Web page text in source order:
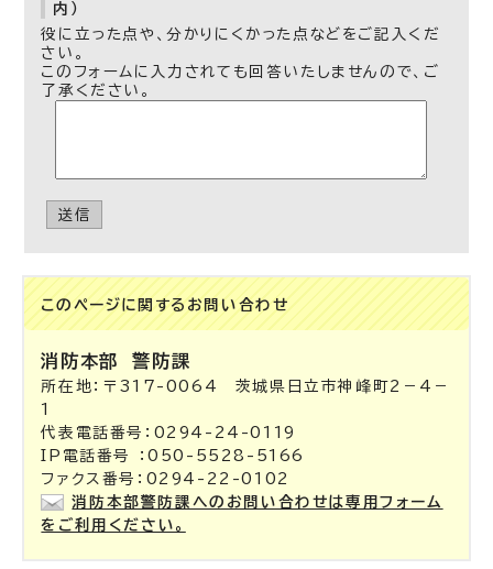
内）
役に立った点や、分かりにくかった点などをご記入くだ
さい。
このフォームに入力されても回答いたしませんので、ご
了承ください。
送信
このページに関する お問い合わせ
消防本部警防課
所在地：〒317-0064 茨城県日立市神峰町2－4－
1
代表電話番号：0294-24-0119
IP電話番号 ：050-5528-5166
ファクス番号：0294-22-0102
消防本部警防課へのお問い合わせは専用フォーム
をご利用ください。